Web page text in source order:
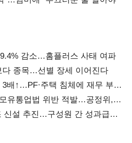
감소…홈플러스 사태 여파
다 종목…선별 장세 이어진다
배↑…PF·주택 침체에 재무 부담
유통업법 위반 적발…공정위,
과
신설 추진…구성원 간 성과급